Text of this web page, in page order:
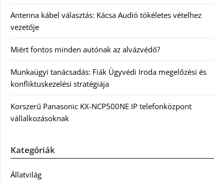
Antenna kábel választás: Kácsa Audió tökéletes vételhez
vezetője
Miért fontos minden autónak az alvázvédő?
Munkaügyi tanácsadás: Fiák Ügyvédi Iroda megelőzési és
konfliktuskezelési stratégiája
Korszerű Panasonic KX-NCP500NE IP telefonközpont
vállalkozásoknak
Kategóriák
Állatvilág